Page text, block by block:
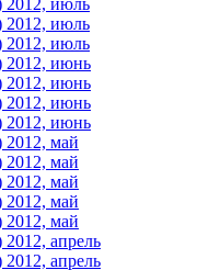
2012, июль
2012, июль
2012, июнь
2012, июнь
2012, июнь
2012, июнь
2012, май
2012, май
2012, май
2012, май
2012, май
апрель
апрель